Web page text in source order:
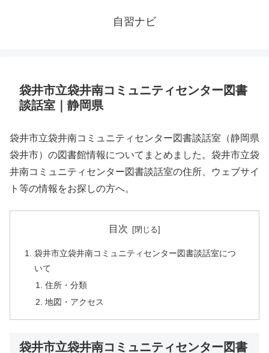
自習ナビ
袋井市立袋井南コミュニティセンター図書
談話室｜静岡県
袋井市立袋井南コミュニティセンター図書談話室（静岡県
袋井市）の図書館情報についてまとめました。袋井市立袋
井南コミュニティセンター図書談話室の住所、ウェブサイ
ト等の情報をお探しの方へ。
目次
袋井市立袋井南コミュニティセンター図書談話室につ
いて
住所・分類
地図・アクセス
袋井市立袋井南コミュニティセンター図書